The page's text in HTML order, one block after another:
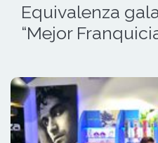
Equivalenza
“Mejor